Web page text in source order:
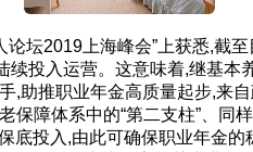
坛2019上海峰会”上获悉,截
投入运营。这意味着,继基
,助推职业年金高质量起步,
障体系中的“第二支柱”、同
投入,由此可确保职业年金